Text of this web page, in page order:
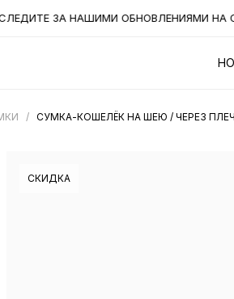
ЗА НАШИМИ ОБНОВЛЕНИЯМИ НА
/ СУМКА-КОШЕЛЁК НА ШЕЮ / ЧЕРЕЗ
СКИДКА